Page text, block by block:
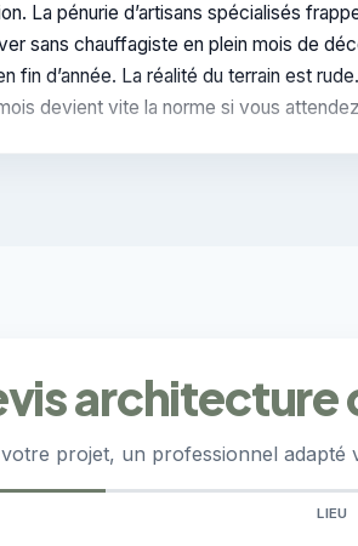
La pénurie d’artisans spécialisés
sans chauffagiste en plein mois de
fin d’année. La réalité du terrain est
devient vite la norme si vous
projet, un professionnel
LIEU